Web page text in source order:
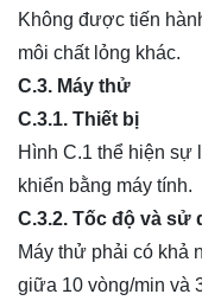
Không được tiến
môi chất lỏng khác.
C.3. Máy thử
C.3.1. Thiết bị
Hình C.1 thể hiện sự
khiển bằng máy tính.
C.3.2. Tốc độ và sử
Máy thử phải có khả
giữa 10 vòng/min và